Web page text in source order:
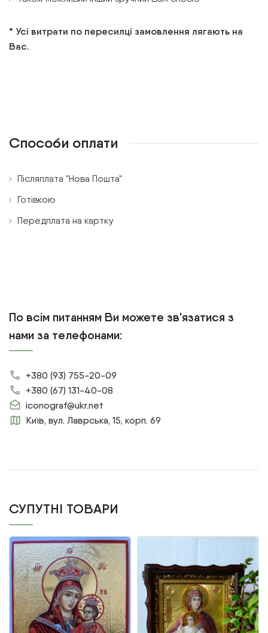
* Усі витрати по пересилці замовлення лягають на
Вас.
Способи оплати
Післяплата "Нова Пошта"
Готівкою
Передплата на картку
По всім питанням Ви можете зв'язатися з
нами за телефонами:
+380 (93) 755-20-09
+380 (67) 131-40-08
iconograf@ukr.net
Київ, вул. Лаврська, 15, корп. 69
СУПУТНІ ТОВАРИ